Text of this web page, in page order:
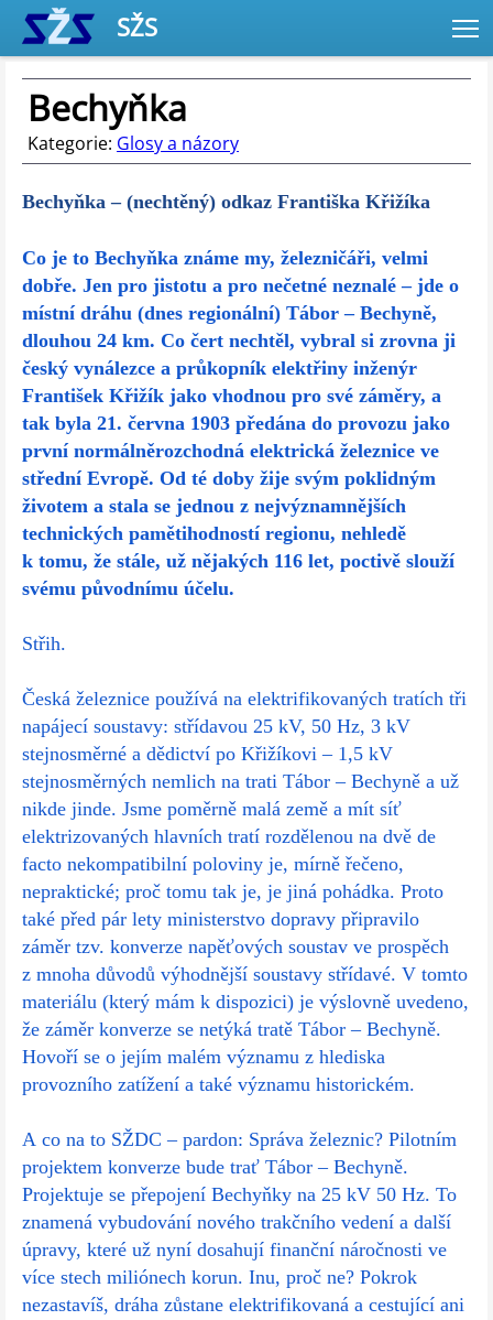
SŽS
Bechyňka
Kategorie: Glosy a názory
Bechyňka – (nechtěný) odkaz Františka Křižíka
Co je to Bechyňka známe my, železničáři, velmi
dobře. Jen pro jistotu a pro nečetné neznalé – jde o
místní dráhu (dnes regionální) Tábor – Bechyně,
dlouhou 24 km. Co čert nechtěl, vybral si zrovna ji
český vynálezce a průkopník elektřiny inženýr
František Křižík jako vhodnou pro své záměry, a
tak byla 21. června 1903 předána do provozu jako
první normálněrozchodná elektrická železnice ve
střední Evropě. Od té doby žije svým poklidným
životem a stala se jednou z nejvýznamnějších
technických pamětihodností regionu, nehledě
k tomu, že stále, už nějakých 116 let, poctivě slouží
svému původnímu účelu.
Střih.
Česká železnice používá na elektrifikovaných tratích tři
napájecí soustavy: střídavou 25 kV, 50 Hz, 3 kV
stejnosměrné a dědictví po Křižíkovi – 1,5 kV
stejnosměrných nemlich na trati Tábor – Bechyně a už
nikde jinde. Jsme poměrně malá země a mít síť
elektrizovaných hlavních tratí rozdělenou na dvě de
facto nekompatibilní poloviny je, mírně řečeno,
nepraktické; proč tomu tak je, je jiná pohádka. Proto
také před pár lety ministerstvo dopravy připravilo
záměr tzv. konverze napěťových soustav ve prospěch
z mnoha důvodů výhodnější soustavy střídavé. V tomto
materiálu (který mám k dispozici) je výslovně uvedeno,
že záměr konverze se netýká tratě Tábor – Bechyně.
Hovoří se o jejím malém významu z hlediska
provozního zatížení a také významu historickém.
A co na to SŽDC – pardon: Správa železnic? Pilotním
projektem konverze bude trať Tábor – Bechyně.
Projektuje se přepojení Bechyňky na 25 kV 50 Hz. To
znamená vybudování nového trakčního vedení a další
úpravy, které už nyní dosahují finanční náročnosti ve
více stech miliónech korun. Inu, proč ne? Pokrok
nezastavíš, dráha zůstane elektrifikovaná a cestující ani